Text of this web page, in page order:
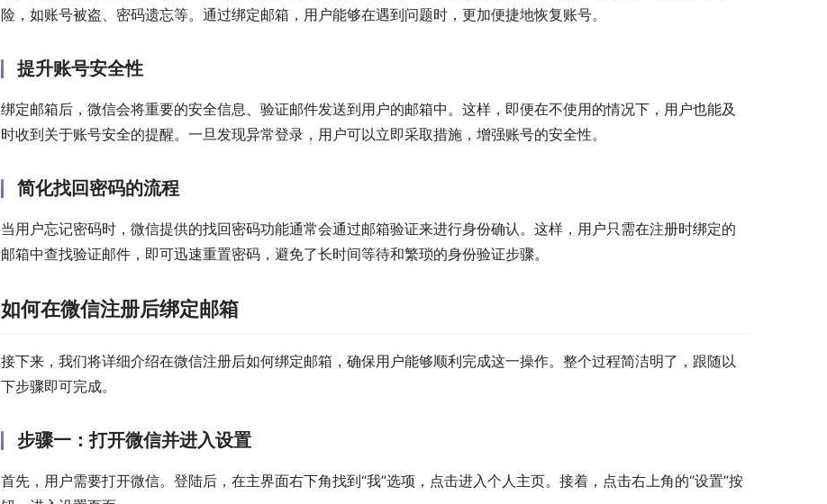
险，如账号被盗、密码遗忘等。通过绑定邮箱，用户能够在遇到问题时，更加便捷地恢复账号。
提升账号安全性
绑定邮箱后，微信会将重要的安全信息、验证邮件发送到用户的邮箱中。这样，即便在不使用的情况下，用户也能及
时收到关于账号安全的提醒。一旦发现异常登录，用户可以立即采取措施，增强账号的安全性。
简化找回密码的流程
当用户忘记密码时，微信提供的找回密码功能通常会通过邮箱验证来进行身份确认。这样，用户只需在注册时绑定的
邮箱中查找验证邮件，即可迅速重置密码，避免了长时间等待和繁琐的身份验证步骤。
如何在微信注册后绑定邮箱
接下来，我们将详细介绍在微信注册后如何绑定邮箱，确保用户能够顺利完成这一操作。整个过程简洁明了，跟随以
下步骤即可完成。
步骤一：打开微信并进入设置
首先，用户需要打开微信。登陆后，在主界面右下角找到“我”选项，点击进入个人主页。接着，点击右上角的“设置”按